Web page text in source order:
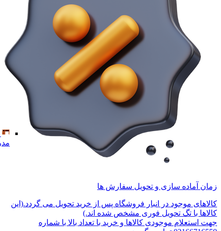
زمان آماده سازی و تحویل سفارش ها
کالاهای موجود در انبار فروشگاه پس از خرید تحویل می گردد.(این
کالاها با تگ تحویل فوری مشخص شده اند.)
جهت استعلام موجودی کالاها و خرید با تعداد بالا با شماره